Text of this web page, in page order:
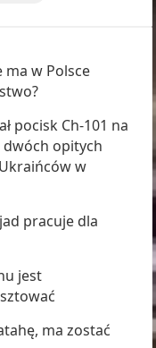
ma w Polsce
pocisk Ch-101 na
opitych
w
pracuje dla
jest
ma zostać